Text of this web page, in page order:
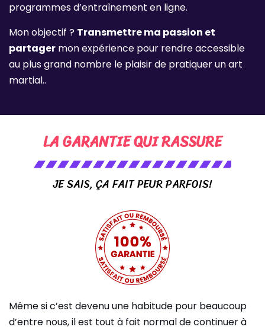
programmes d’entraînement en ligne.
Mon objectif ? Transmettre ma passion et
partager mon expérience pour rendre accessible
au plus grand nombre le plaisir de pratiquer un art
martial..
LA GARANTIE QUI RASSURE
JE SAIS, ÇA FAIT PEUR PARFOIS!
Même si c’est devenu une habitude pour beaucoup
d’entre nous, il est tout à fait normal de continuer à